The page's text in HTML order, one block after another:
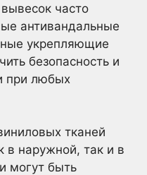
часто
антивандальные
укрепляющие
безопасность и
при любых
тканей
в наружной, так и в
могут быть